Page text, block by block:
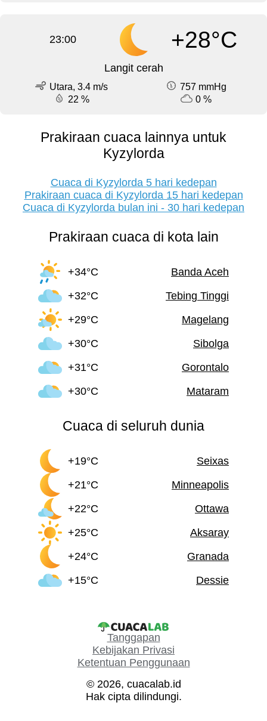
23:00 +28°C
Langit cerah
Utara, 3.4 m/s
757 mmHg
22 %
0 %
Prakiraan cuaca lainnya untuk
Kyzylorda
Cuaca di Kyzylorda 5 hari kedepan
Prakiraan cuaca di Kyzylorda 15 hari kedepan
Cuaca di Kyzylorda bulan ini - 30 hari kedepan
Prakiraan cuaca di kota lain
+34°C
Banda Aceh
+32°C
Tebing Tinggi
+29°C
Magelang
+30°C
Sibolga
+31°C
Gorontalo
+30°C
Mataram
Cuaca di seluruh dunia
+19°C
Seixas
+21°C
Minneapolis
+22°C
Ottawa
+25°C
Aksaray
+24°C
Granada
+15°C
Dessie
Tanggapan
Kebijakan Privasi
Ketentuan Penggunaan
© 2026, cuacalab.id
Hak cipta dilindungi.